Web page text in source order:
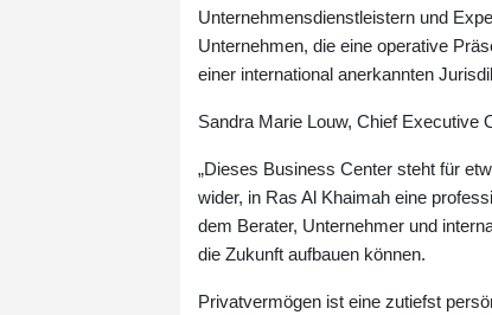
Unternehmensdienstleistern und
Unternehmen, die eine operative
einer international anerkannten
Sandra Marie Louw, Chief Executive
„Dieses Business Center steht für
wider, in Ras Al Khaimah eine
dem Berater, Unternehmer und
die Zukunft aufbauen können.
Privatvermögen ist eine zutiefst